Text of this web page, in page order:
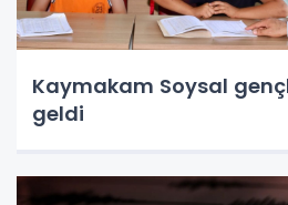
Kaymakam Soysal
geldi